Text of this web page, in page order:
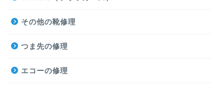
その他の靴修理
つま先の修理
エコーの修理